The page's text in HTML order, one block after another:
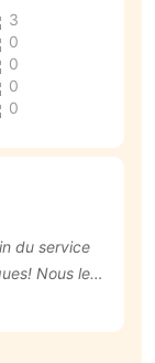
3
0
0
0
0
du service
Nous le